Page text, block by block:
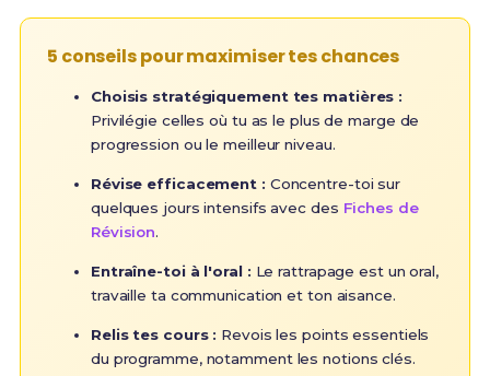
5 conseils pour maximiser tes chances
Choisis stratégiquement tes matières :
Privilégie celles où tu as le plus de marge de
progression ou le meilleur niveau.
Révise efficacement : Concentre-toi sur
quelques jours intensifs avec des Fiches de
Révision.
Entraîne-toi à l'oral : Le rattrapage est un oral,
travaille ta communication et ton aisance.
Relis tes cours : Revois les points essentiels
du programme, notamment les notions clés.